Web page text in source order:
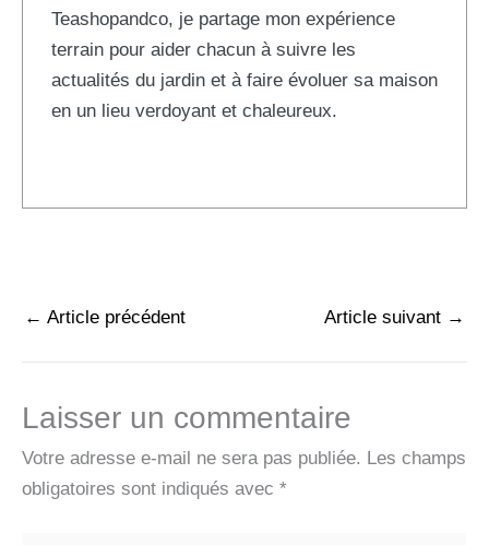
Teashopandco, je partage mon expérience
terrain pour aider chacun à suivre les
actualités du jardin et à faire évoluer sa maison
en un lieu verdoyant et chaleureux.
← Article précédent Article suivant →
Laisser un commentaire
Votre adresse e-mail ne sera pas publiée. Les champs
obligatoires sont indiqués avec *